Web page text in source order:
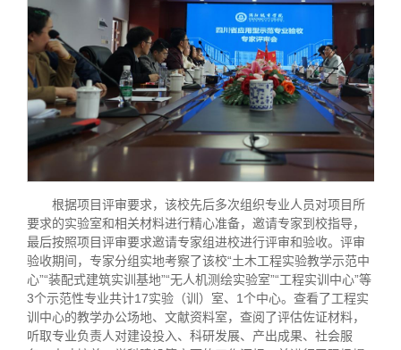
根据项目评审要求，该校先后多次组织专业人员对项目所
要求的实验室和相关材料进行精心准备，邀请专家到校指导，
最后按照项目评审要求邀请专家组进校进行评审和验收。评审
验收期间，专家分组实地考察了该校“土木工程实验教学示范中
心”“装配式建筑实训基地”“无人机测绘实验室”“工程实训中心”等
3个示范性专业共计17实验（训）室、1个中心。查看了工程实
训中心的教学办公场地、文献资料室，查阅了评估佐证材料，
听取专业负责人对建设投入、科研发展、产出成果、社会服